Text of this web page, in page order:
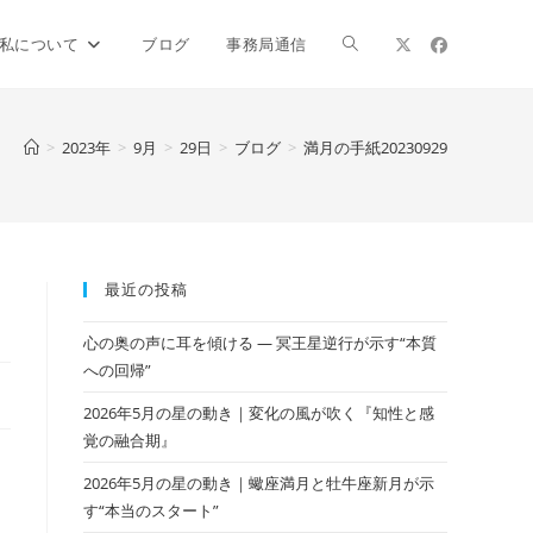
について ブログ 事務局通信 ウ
ト
> 2023年 > 9月 > 29日 > ブログ > 満月の手紙20230929
最近の投稿
心の奥の声に耳を傾ける ― 冥王星逆行が示す“本質
への回帰”
2026年5月の星の動き｜変化の風が吹く『知性と感
覚の融合期』
2026年5月の星の動き｜蠍座満月と牡牛座新月が示
す“本当のスタート”